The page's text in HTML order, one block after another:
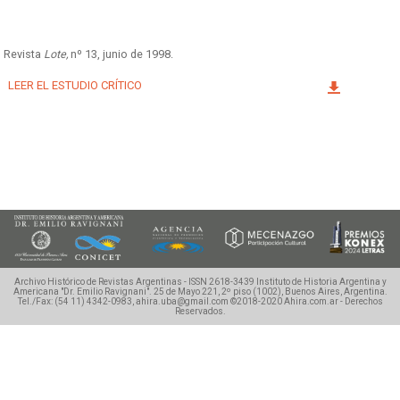
Facebook
Instagram
Twitter
Mail
Revista Lote, nº 13, junio de 1998.
LEER EL ESTUDIO CRÍTICO
Archivo Histórico de Revistas Argentinas - ISSN 2618-3439
Instituto de Historia Argentina y
Americana "Dr. Emilio Ravignani". 25 de Mayo 221, 2º piso (1002), Buenos Aires, Argentina.
Tel./Fax: (54 11) 4342-0983, ahira.uba@gmail.com ©2018-2020 Ahira.com.ar - Derechos
Reservados.